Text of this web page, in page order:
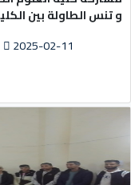
و تنس الطاولة بين
2025-02-11